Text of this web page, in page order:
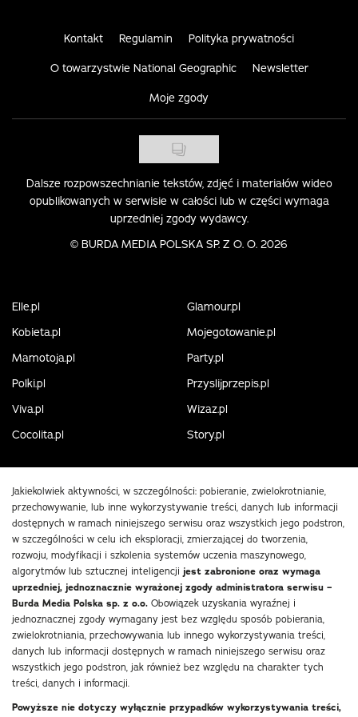
Kontakt Regulamin Polityka prywatności
O towarzystwie National Geographic Newsletter
Moje zgody
Dalsze rozpowszechnianie tekstów, zdjęć i materiałów wideo
opublikowanych w serwisie w całości lub w części wymaga
uprzedniej zgody wydawcy.
© BURDA MEDIA POLSKA SP. Z O. O. 2026
Elle.pl
Glamour.pl
Kobieta.pl
Mojegotowanie.pl
Mamotoja.pl
Party.pl
Polki.pl
Przyslijprzepis.pl
Viva.pl
Wizaz.pl
Cocolita.pl
Story.pl
Jakiekolwiek aktywności, w szczególności: pobieranie, zwielokrotnianie,
przechowywanie, lub inne wykorzystywanie treści, danych lub informacji
dostępnych w ramach niniejszego serwisu oraz wszystkich jego podstron,
w szczególności w celu ich eksploracji, zmierzającej do tworzenia,
rozwoju, modyfikacji i szkolenia systemów uczenia maszynowego,
algorytmów lub sztucznej inteligencji jest zabronione oraz wymaga
uprzedniej, jednoznacznie wyrażonej zgody administratora serwisu –
Burda Media Polska sp. z o.o. Obowiązek uzyskania wyraźnej i
jednoznacznej zgody wymagany jest bez względu sposób pobierania,
zwielokrotniania, przechowywania lub innego wykorzystywania treści,
danych lub informacji dostępnych w ramach niniejszego serwisu oraz
wszystkich jego podstron, jak również bez względu na charakter tych
treści, danych i informacji.
Powyższe nie dotyczy wyłącznie przypadków wykorzystywania treści,